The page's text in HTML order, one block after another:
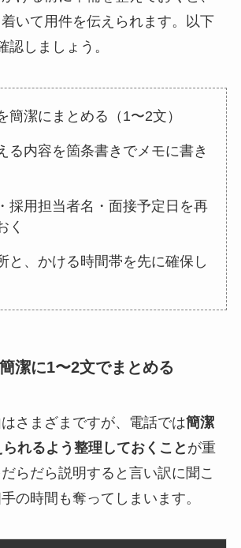
いて用件を伝えられます。以下
認しましょう。
簡潔にまとめる（1〜2文）
る内容を箇条書きでメモに書き
採用担当者名・面接予定日を再
く
と、かける時間帯を先に確保し
潔に1〜2文でまとめる
さまざまですが、電話では簡潔
れるよう整理しておくこと が重
らだら説明すると言い訳に聞こ
の時間も奪ってしまいます。